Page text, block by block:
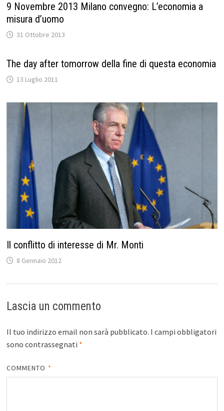
9 Novembre 2013 Milano convegno: L’economia a
misura d’uomo
31 Ottobre 2013
The day after tomorrow della fine di questa economia
13 Luglio 2011
Il conflitto di interesse di Mr. Monti
8 Gennaio 2012
Lascia un commento
Il tuo indirizzo email non sarà pubblicato. I campi obbligatori
sono contrassegnati *
COMMENTO *